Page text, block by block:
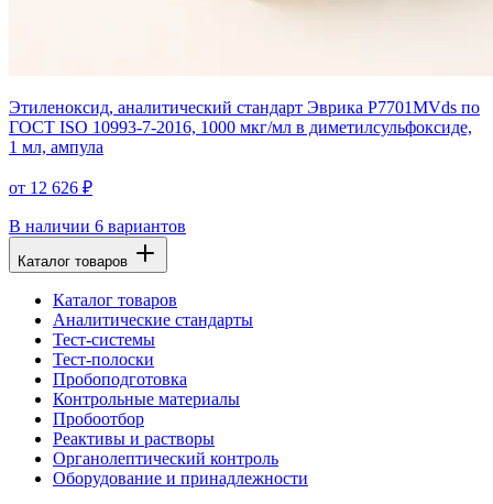
Этиленоксид, аналитический стандарт Эврика P7701MVds по
ГОСТ ISO 10993-7-2016, 1000 мкг/мл в диметилсульфоксиде,
1 мл, ампула
от 12 626 ₽
В наличии 6 вариантов
Каталог товаров
Каталог товаров
Аналитические стандарты
Тест-системы
Тест-полоски
Пробоподготовка
Контрольные материалы
Пробоотбор
Реактивы и растворы
Органолептический контроль
Оборудование и принадлежности